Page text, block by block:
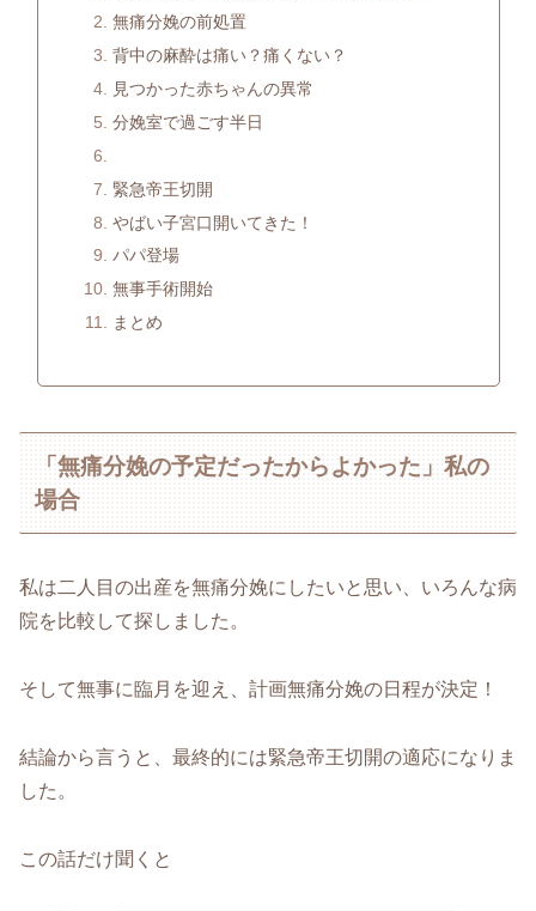
無痛分娩の前処置
背中の麻酔は痛い？痛くない？
見つかった赤ちゃんの異常
分娩室で過ごす半日
緊急帝王切開
やばい子宮口開いてきた！
パパ登場
無事手術開始
まとめ
「無痛分娩の予定だったからよかった」私の
場合
私は二人目の出産を無痛分娩にしたいと思い、いろんな病
院を比較して探しました。
そして無事に臨月を迎え、計画無痛分娩の日程が決定！
結論から言うと、最終的には緊急帝王切開の適応になりま
した。
この話だけ聞くと